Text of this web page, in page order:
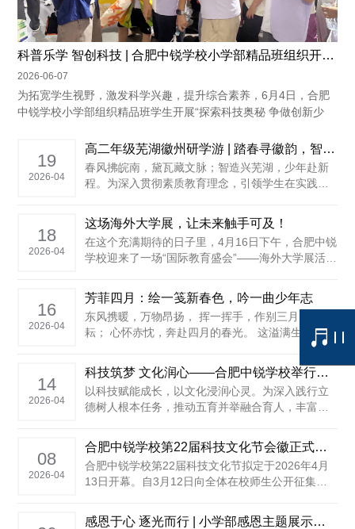
科普乐学 智创科技 | 合肥中锐学校小学部精品班组织开展科学探究实践活动
2026-06-07
为拓宽学生视野，激发科学兴趣，提升综合素养，6月4日，合肥
中锐学校小学部组织精品班学生开展“探索科技奥秘 争做创新少
19
2026-04
高二年级芜湖徽州研学游 | 踏春寻徽韵，智造启新程
春风拂皖南，黛瓦藏文脉；智造兴芜湖，少年赴新
程。为深入贯彻素质教育理念，引领学生在实践中
以“寻迹徽州春意，体验创新魅力”芜湖 + 徽州为主
题的三日研学活动。同学们走出课堂、走进山河，
在科技与人文的交融中以行践知、拔节成长。 ......
18
2026-04
这场海外大学展，让未来触手可及！
在这个充满期待的日子里，4月16日下午，合肥中锐
学校迎来了一场“国际教育盛会”——海外大学展活
方向的深度探索。校园在这一刻，不仅仅只是学习
的场所，也成为一扇连接世界的窗口。 世界名校齐
聚 一站式了......
16
2026-04
芳菲四月：绘一笺新春色，吟一曲少年志
东风携暖，万物昂扬， 挥一挥手，作别三月的耕
耘； 心怀赤忱，奔赴四月的春光。 这溢满生机的中
14
2026-04
科技筑梦 文化润心——合肥中锐学校举行第22届科技文化节开幕式暨首届校长助理团成员聘任仪式
以科技赋能成长，以文化浸润心灵。为深入践行立
德树人根本任务，推动五育并举融合育人，丰富校
午，合肥中锐学校第22届科技文化节开幕式精彩启
幕。全校师生齐聚礼仪广场，共赴这场兼具科学精
神与人文底蕴的校园盛会，全体学子在探索与传承
中播撒梦想种子，在创新与......
08
2026-04
合肥中锐学校第22届科技文化节会徽正式揭晓！
合肥中锐学校第22届科技文化节拟定于2026年4月
13日开幕。自3月12日向全体在校师生公开征集会
应。 本次会徽征集活动旨在通过视觉符号传递学校
感恩于心 逐光而行 | 小学部感恩主题展示活动圆满举行